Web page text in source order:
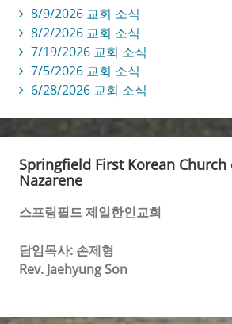
8/9/2026 교회 소식
8/2/2026 교회 소식
7/19/2026 교회 소식
7/5/2026 교회 소식
6/28/2026 교회 소식
Springfield First Korean Church
Nazarene
스프링필드 제일한인교회
담임목사: 손제형
Rev. Jaehyung Son